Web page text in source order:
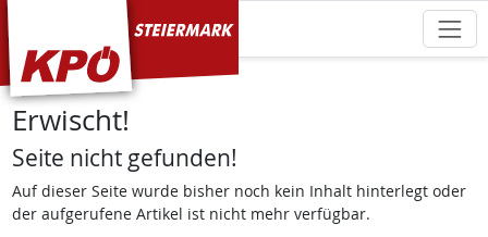
KPÖ Steiermark
Erwischt!
Seite nicht gefunden!
Auf dieser Seite wurde bisher noch kein Inhalt hinterlegt oder
der aufgerufene Artikel ist nicht mehr verfügbar.